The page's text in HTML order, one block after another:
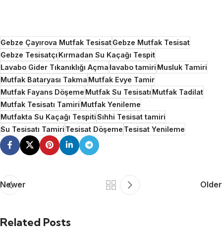
Gebze Çayırova Mutfak TesisatGebze Mutfak Tesisat
Gebze TesisatçıKırmadan Su Kaçağı Tespit
Lavabo Gider Tıkanıklığı Açmalavabo tamiriMusluk Tamiri
Mutfak Bataryası TakmaMutfak Evye Tamir
Mutfak Fayans DöşemeMutfak Su TesisatıMutfak Tadilat
Mutfak Tesisatı TamiriMutfak Yenileme
Mutfakta Su Kaçağı TespitiSıhhi Tesisat tamiri
Su Tesisatı TamiriTesisat DöşemeTesisat Yenileme
Newer Older
Related Posts